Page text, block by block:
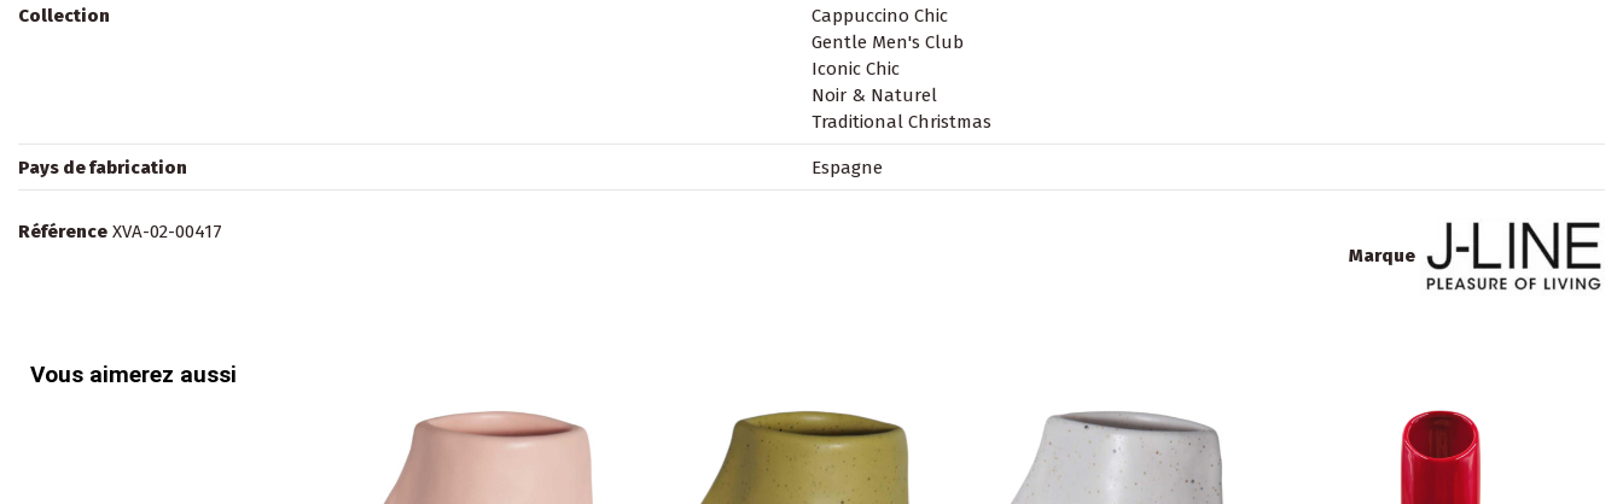
Collection
Cappuccino Chic
Gentle Men's Club
Iconic Chic
Noir & Naturel
Traditional Christmas
Pays de fabrication Espagne
Marque
Référence XVA-02-00417
Vous aimerez aussi